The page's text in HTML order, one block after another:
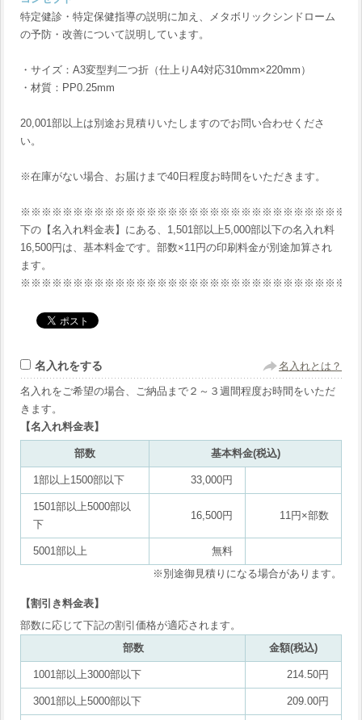
特定健診・特定保健指導の説明に加え、メタボリックシンドローム
の予防・改善について説明しています。
・サイズ：A3変型判二つ折（仕上りA4対応310mm×220mm）
・材質：PP0.25mm
20,001部以上は別途お見積りいたしますのでお問い合わせくださ
い。
※在庫がない場合、お届けまで40日程度お時間をいただきます。
下の【名入れ料金表】にある、1,501部以上5,000部以下の名入れ料
16,500円は、基本料金です。部数×11円の印刷料金が別途加算され
ます。
名入れをする 名入れとは？
名入れをご希望の場合、ご納品まで２～３週間程度お時間をいただ
きます。
【名入れ料金表】
部数 基本料金(税込)
1部以上1500部以下 33,000円
1501部以上5000部以
下
16,500円 11円×部数
5001部以上
無料
※別途御見積りになる場合があります。
【割引き料金表】
部数に応じて下記の割引価格が適応されます。
部数
金額(税込)
1001部以上3000部以下 214.50円
3001部以上5000部以下 209.00円